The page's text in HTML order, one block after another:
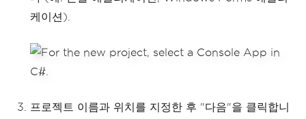
케이션).
프로젝트 이름과 위치를 지정한 후 "다음"을 클릭합니